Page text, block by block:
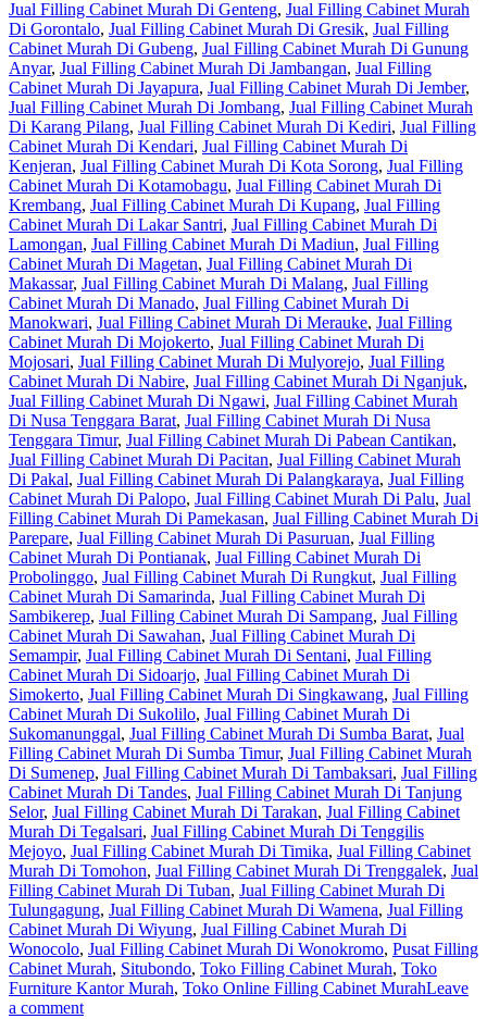
Jual Filling Cabinet Murah Di Genteng, Jual Filling Cabinet Murah
Di Gorontalo, Jual Filling Cabinet Murah Di Gresik, Jual Filling
Cabinet Murah Di Gubeng, Jual Filling Cabinet Murah Di Gunung
Anyar, Jual Filling Cabinet Murah Di Jambangan, Jual Filling
Cabinet Murah Di Jayapura, Jual Filling Cabinet Murah Di Jember,
Jual Filling Cabinet Murah Di Jombang, Jual Filling Cabinet Murah
Di Karang Pilang, Jual Filling Cabinet Murah Di Kediri, Jual Filling
Cabinet Murah Di Kendari, Jual Filling Cabinet Murah Di
Kenjeran, Jual Filling Cabinet Murah Di Kota Sorong, Jual Filling
Cabinet Murah Di Kotamobagu, Jual Filling Cabinet Murah Di
Krembang, Jual Filling Cabinet Murah Di Kupang, Jual Filling
Cabinet Murah Di Lakar Santri, Jual Filling Cabinet Murah Di
Lamongan, Jual Filling Cabinet Murah Di Madiun, Jual Filling
Cabinet Murah Di Magetan, Jual Filling Cabinet Murah Di
Makassar, Jual Filling Cabinet Murah Di Malang, Jual Filling
Cabinet Murah Di Manado, Jual Filling Cabinet Murah Di
Manokwari, Jual Filling Cabinet Murah Di Merauke, Jual Filling
Cabinet Murah Di Mojokerto, Jual Filling Cabinet Murah Di
Mojosari, Jual Filling Cabinet Murah Di Mulyorejo, Jual Filling
Cabinet Murah Di Nabire, Jual Filling Cabinet Murah Di Nganjuk,
Jual Filling Cabinet Murah Di Ngawi, Jual Filling Cabinet Murah
Di Nusa Tenggara Barat, Jual Filling Cabinet Murah Di Nusa
Tenggara Timur, Jual Filling Cabinet Murah Di Pabean Cantikan,
Jual Filling Cabinet Murah Di Pacitan, Jual Filling Cabinet Murah
Di Pakal, Jual Filling Cabinet Murah Di Palangkaraya, Jual Filling
Cabinet Murah Di Palopo, Jual Filling Cabinet Murah Di Palu, Jual
Filling Cabinet Murah Di Pamekasan, Jual Filling Cabinet Murah Di
Parepare, Jual Filling Cabinet Murah Di Pasuruan, Jual Filling
Cabinet Murah Di Pontianak, Jual Filling Cabinet Murah Di
Probolinggo, Jual Filling Cabinet Murah Di Rungkut, Jual Filling
Cabinet Murah Di Samarinda, Jual Filling Cabinet Murah Di
Sambikerep, Jual Filling Cabinet Murah Di Sampang, Jual Filling
Cabinet Murah Di Sawahan, Jual Filling Cabinet Murah Di
Semampir, Jual Filling Cabinet Murah Di Sentani, Jual Filling
Cabinet Murah Di Sidoarjo, Jual Filling Cabinet Murah Di
Simokerto, Jual Filling Cabinet Murah Di Singkawang, Jual Filling
Cabinet Murah Di Sukolilo, Jual Filling Cabinet Murah Di
Sukomanunggal, Jual Filling Cabinet Murah Di Sumba Barat, Jual
Filling Cabinet Murah Di Sumba Timur, Jual Filling Cabinet Murah
Di Sumenep, Jual Filling Cabinet Murah Di Tambaksari, Jual Filling
Cabinet Murah Di Tandes, Jual Filling Cabinet Murah Di Tanjung
Selor, Jual Filling Cabinet Murah Di Tarakan, Jual Filling Cabinet
Murah Di Tegalsari, Jual Filling Cabinet Murah Di Tenggilis
Mejoyo, Jual Filling Cabinet Murah Di Timika, Jual Filling Cabinet
Murah Di Tomohon, Jual Filling Cabinet Murah Di Trenggalek, Jual
Filling Cabinet Murah Di Tuban, Jual Filling Cabinet Murah Di
Tulungagung, Jual Filling Cabinet Murah Di Wamena, Jual Filling
Cabinet Murah Di Wiyung, Jual Filling Cabinet Murah Di
Wonocolo, Jual Filling Cabinet Murah Di Wonokromo, Pusat Filling
Cabinet Murah, Situbondo, Toko Filling Cabinet Murah, Toko
Furniture Kantor Murah, Toko Online Filling Cabinet MurahLeave
a comment